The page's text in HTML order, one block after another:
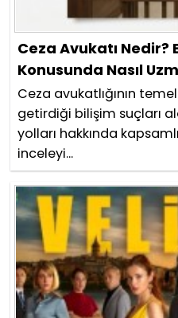
Ceza Avukatı Nedir?
Konusunda Nasıl
Ceza avukatlığının
getirdiği bilişim suçları
yolları hakkında
inceleyi...